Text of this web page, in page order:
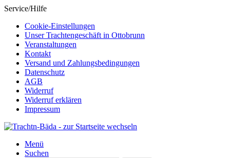
Service/Hilfe
Cookie-Einstellungen
Unser Trachtengeschäft in Ottobrunn
Veranstaltungen
Kontakt
Versand und Zahlungsbedingungen
Datenschutz
AGB
Widerruf
Widerruf erklären
Impressum
Menü
Suchen